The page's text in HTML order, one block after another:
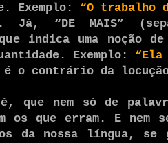
Exemplo: “O trabalho
. Já, “DE MAIS”
indica uma noção
Exemplo: “Ela
é o contrário da
é, que nem só de
os que erram. E nem
da nossa língua, se